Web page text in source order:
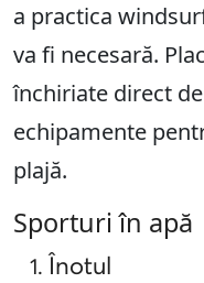
a practica
va fi necesară.
închiriate direct
echipamente
plajă.
Sporturi în apă
Înotul